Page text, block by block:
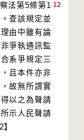
12
法第5條第1
查該規定並
由中雖有論
爭執通訊監
系爭規定三
且本件亦非
故無所謂實
以之為聲請
示人民聲請